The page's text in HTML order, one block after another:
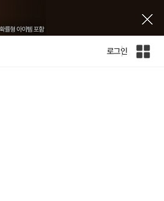
로그인
인